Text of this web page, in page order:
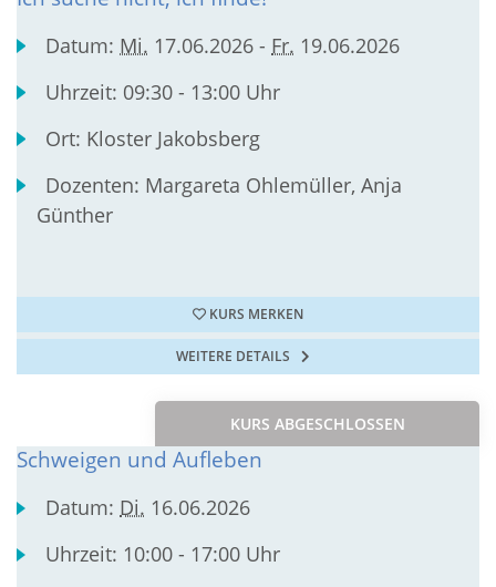
Datum: Mi. 17.06.2026 - Fr. 19.06.2026
Uhrzeit: 09:30 - 13:00 Uhr
Ort: Kloster Jakobsberg
Dozenten: Margareta Ohlemüller, Anja
Günther
KURS MERKEN
WEITERE DETAILS
KURS ABGESCHLOSSEN
Schweigen und Aufleben
Datum: Di. 16.06.2026
Uhrzeit: 10:00 - 17:00 Uhr